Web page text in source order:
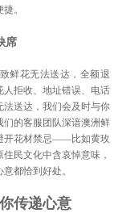
。
席
鲜花无法送达，全额退
拒收、地址错误、电话
送达，我们会及时与你
的客服团队深谙澳洲鲜
开花材禁忌——比如黄玫
民文化中含哀悼意味，
都恰到好处。
传递心意